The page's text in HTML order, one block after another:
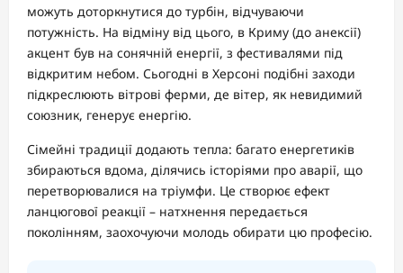
можуть доторкнутися до турбін, відчуваючи
потужність. На відміну від цього, в Криму (до анексії)
акцент був на сонячній енергії, з фестивалями під
відкритим небом. Сьогодні в Херсоні подібні заходи
підкреслюють вітрові ферми, де вітер, як невидимий
союзник, генерує енергію.
Сімейні традиції додають тепла: багато енергетиків
збираються вдома, ділячись історіями про аварії, що
перетворювалися на тріумфи. Це створює ефект
ланцюгової реакції – натхнення передається
поколінням, заохочуючи молодь обирати цю професію.